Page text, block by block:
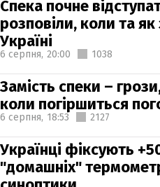
Спека почне
розповіли, коли та
Україні
6 серпня, 20:00 1038
Замість спеки –
коли погіршиться
6 серпня, 18:53 2127
Українці фіксують
"домашніх"